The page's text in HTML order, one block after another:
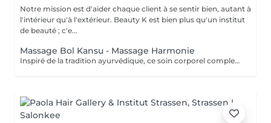
Notre mission est d'aider chaque client à se sentir bien, autant à
l'intérieur qu'à l'extérieur. Beauty K est bien plus qu'un institut
de beauté ; c'e...
Massage Bol Kansu - Massage Harmonie
Inspiré de la tradition ayurvédique, ce soin corporel complet, au rythme lent et doux, associe des manuvres enveloppantes et l'utilisation du bol Kansu. Il procure un profond sentiment de détente, apaisant le mental, réduisant le stress et revitalisant l'énergie pour harmoniser corps et esprit. Bienfaits corporels : Soulage les tensions musculaires Améliore la circulation sanguine et lymphatique Favorise l'élimination des toxines Optimise les échanges cellulaires Pour l'esprit : Détente profonde et apaisement mental Améliore la qualité du sommeil Combat l'insomnie et le stress Stimule la circulation énergétique, favorisant l'équilibre global